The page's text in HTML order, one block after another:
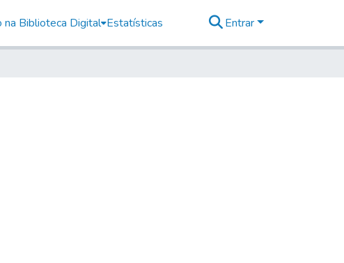
na Biblioteca Digital Estatísticas Entrar